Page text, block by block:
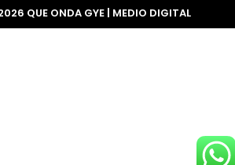
QUE ONDA GYE | MEDIO DIGITAL